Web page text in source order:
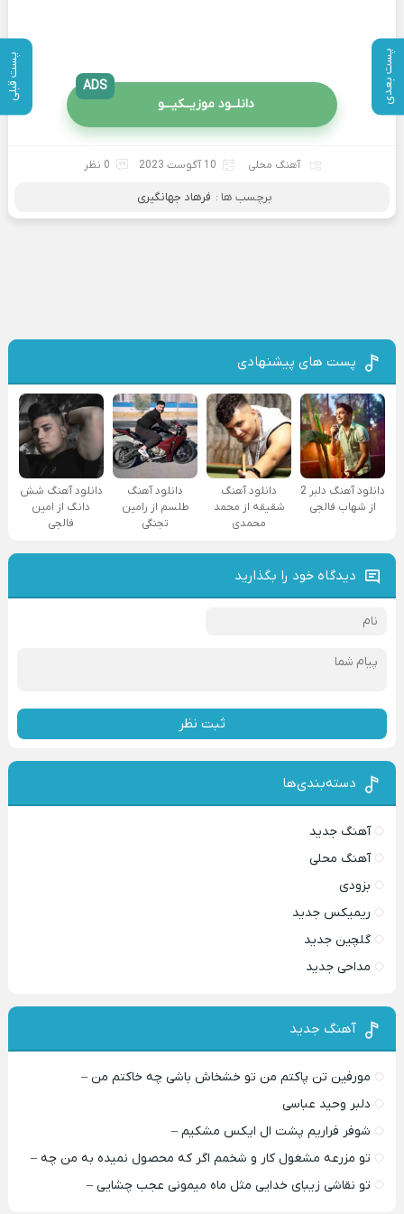
پست بعدی پست قبلی
دانلــود موزیــکیـــو
ADS
آهنگ محلی 10 آگوست 2023 0 نظر
برچسب ها : فرهاد جهانگیری
پست های پیشنهادی
دانلود آهنگ دلبر 2
از شهاب فالجی
دانلود آهنگ
شقیقه از محمد
محمدی
دانلود آهنگ
طلسم از رامین
تجنگی
دانلود آهنگ شش
دانگ از امین
فالجی
دیدگاه خود را بگذارید
ثبت نظر
دسته‌بندی‌ها
آهنگ جدید
آهنگ محلی
بزودی
ریمیکس جدید
گلچین جدید
مداحی جدید
آهنگ جدید
مورفین تن پاکتم من تو خشخاش باشی چه خاکتم من –
دلبر وحید عباسی
شوفر فراریم پشت ال ایکس مشکیم –
تو مزرعه مشغول کار و شخمم اگر که محصول نمیده به من چه –
تو نقاشی زیبای خدایی مثل ماه میمونی عجب چشایی –